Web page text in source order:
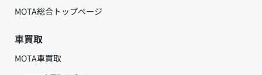
MOTA総合トップページ
車買取
MOTA車買取